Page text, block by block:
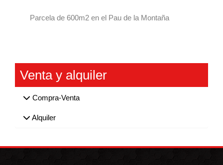
Parcela de 600m2 en el Pau de la Montaña
Venta y alquiler
Compra-Venta
Alquiler